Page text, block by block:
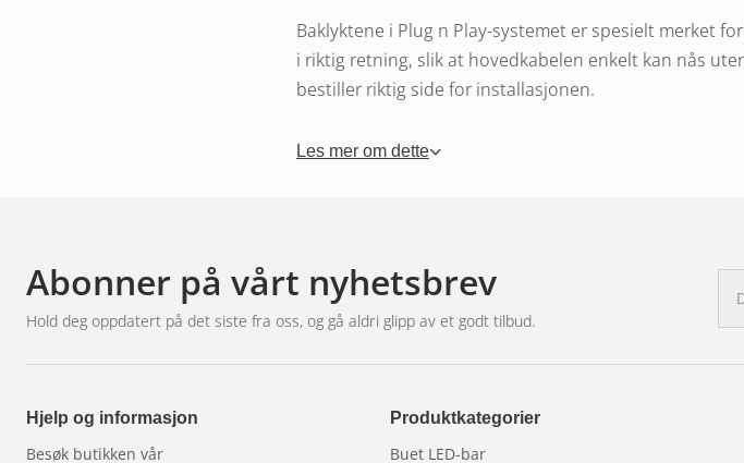
Baklyktene i Plug n Play-systemet er spesielt merket
i riktig retning, slik at hovedkabelen enkelt kan nås
bestiller riktig side for installasjonen.
Kabellengde – velg
avstanden mellom baklysets posisjon og hvor
forlengelse. For lang kabel må kveiles og festes slik at
Funksjoner ved Plug
Standardfunksjoner inkluderer baklys, bremselys og
Les mer om dette
Abonner på vårt nyhetsbrev
Hold deg oppdatert på det siste fra oss, og gå aldri glipp av et godt tilbud.
Hjelp og informasjon
Besøk butikken vår
Produktkategorier
Buet LED-bar